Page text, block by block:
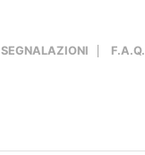
SEGNALAZIONI F.A.Q.